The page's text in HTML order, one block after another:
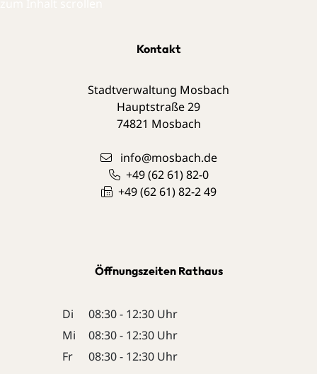
Kontakt
Stadtverwaltung Mosbach
Hauptstraße 29
74821 Mosbach
info@mosbach.de
+49 (62 61) 82-0
+49 (62 61) 82-2 49
Öffnungszeiten Rathaus
Di
08:30 - 12:30 Uhr
Mi
08:30 - 12:30 Uhr
Fr
08:30 - 12:30 Uhr